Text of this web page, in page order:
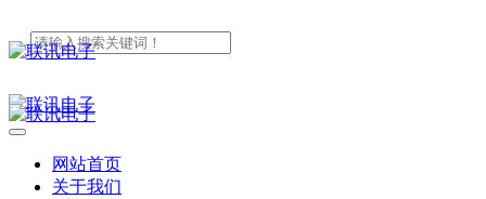
网站首页
关于我们